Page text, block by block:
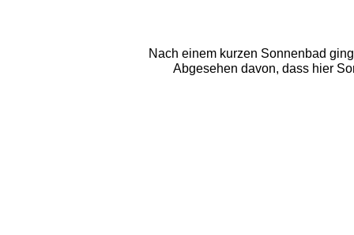
Nach einem kurzen Sonnenbad
Abgesehen davon, dass hier